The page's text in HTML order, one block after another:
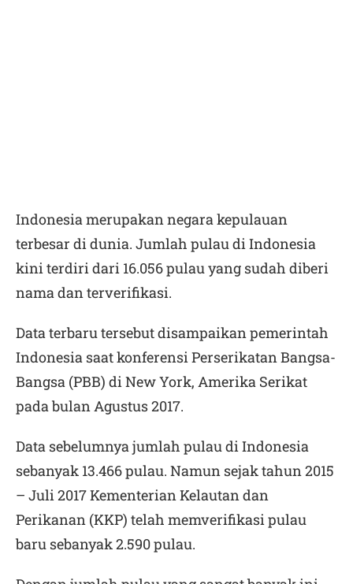
Indonesia merupakan negara kepulauan
terbesar di dunia. Jumlah pulau di Indonesia
kini terdiri dari 16.056 pulau yang sudah diberi
nama dan terverifikasi.
Data terbaru tersebut disampaikan pemerintah
Indonesia saat konferensi Perserikatan Bangsa-
Bangsa (PBB) di New York, Amerika Serikat
pada bulan Agustus 2017.
Data sebelumnya jumlah pulau di Indonesia
sebanyak 13.466 pulau. Namun sejak tahun 2015
– Juli 2017 Kementerian Kelautan dan
Perikanan (KKP) telah memverifikasi pulau
baru sebanyak 2.590 pulau.